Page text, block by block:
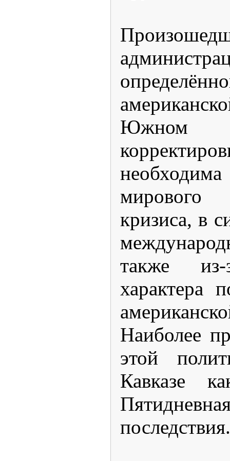
Южном
мирового
кризиса, в
также из-
характера
Наиболее
этой
Кавказе
последствия.